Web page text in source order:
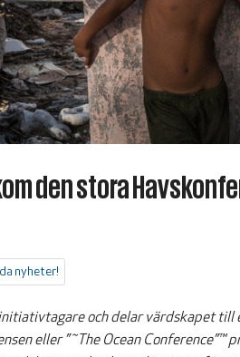
den stora
nyheter!
och delar värdskapet till
eller ”˜The Ocean